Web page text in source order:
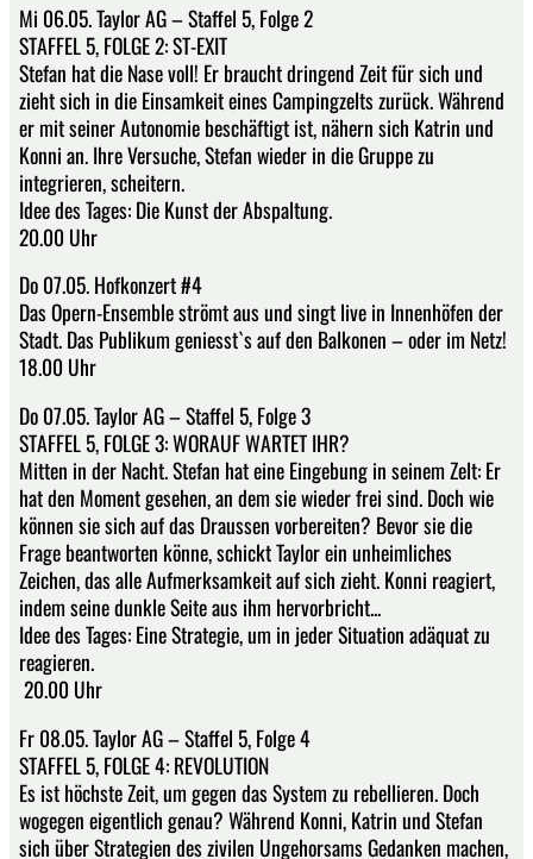
Mi 06.05. Taylor AG – Staffel 5, Folge 2
STAFFEL 5, FOLGE 2: ST-EXIT
Stefan hat die Nase voll! Er braucht dringend Zeit für sich und
zieht sich in die Einsamkeit eines Campingzelts zurück. Während
er mit seiner Autonomie beschäftigt ist, nähern sich Katrin und
Konni an. Ihre Versuche, Stefan wieder in die Gruppe zu
integrieren, scheitern.
Idee des Tages: Die Kunst der Abspaltung.
20.00 Uhr
Do 07.05. Hofkonzert #4
Das Opern-Ensemble strömt aus und singt live in Innenhöfen der
Stadt. Das Publikum geniesst`s auf den Balkonen – oder im Netz!
18.00 Uhr
Do 07.05. Taylor AG – Staffel 5, Folge 3
STAFFEL 5, FOLGE 3: WORAUF WARTET IHR?
Mitten in der Nacht. Stefan hat eine Eingebung in seinem Zelt: Er
hat den Moment gesehen, an dem sie wieder frei sind. Doch wie
können sie sich auf das Draussen vorbereiten? Bevor sie die
Frage beantworten könne, schickt Taylor ein unheimliches
Zeichen, das alle Aufmerksamkeit auf sich zieht. Konni reagiert,
indem seine dunkle Seite aus ihm hervorbricht...
Idee des Tages: Eine Strategie, um in jeder Situation adäquat zu
reagieren.
20.00 Uhr
Fr 08.05. Taylor AG – Staffel 5, Folge 4
STAFFEL 5, FOLGE 4: REVOLUTION
Es ist höchste Zeit, um gegen das System zu rebellieren. Doch
wogegen eigentlich genau? Während Konni, Katrin und Stefan
sich über Strategien des zivilen Ungehorsams Gedanken machen,